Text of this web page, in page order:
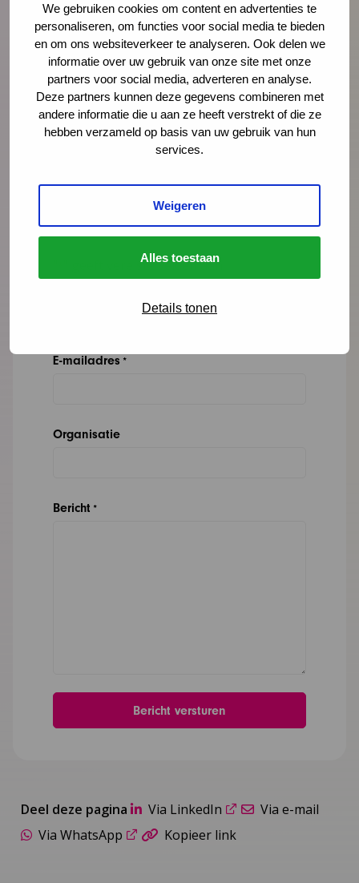
We gebruiken cookies om content en advertenties te
personaliseren, om functies voor social media te bieden
en om ons websiteverkeer te analyseren. Ook delen we
informatie over uw gebruik van onze site met onze
partners voor social media, adverteren en analyse.
Deze partners kunnen deze gegevens combineren met
andere informatie die u aan ze heeft verstrekt of die ze
hebben verzameld op basis van uw gebruik van hun
services.
Weigeren
Alles toestaan
Details tonen
Yvonne Vanneste
onderzoeker, adviseur
yvanneste@ncj.nl
06 - 83 77 83 91
LinkedIn
" geeft vereiste velden aan
E-mailadres *
Organisatie
Bericht *
Deel deze pagina Via LinkedIn
Via e-mail
Via WhatsApp
Kopieer link